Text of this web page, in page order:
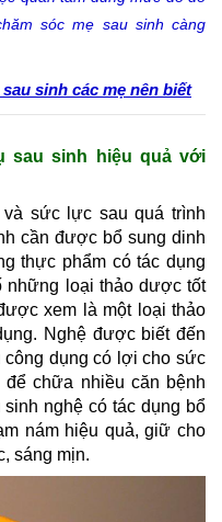
sóc mẹ sau sinh càng
sau sinh các mẹ nên biết
sau sinh hiệu quả với
sức lực sau quá trình
cần được bổ sung dinh
thực phẩm có tác dụng
những loại thảo dược tốt
xem là một loại thảo
Nghệ được biết đến
dụng có lợi cho sức
chữa nhiều căn bệnh
nghệ có tác dụng bổ
nám hiệu quả, giữ cho
sáng mịn.